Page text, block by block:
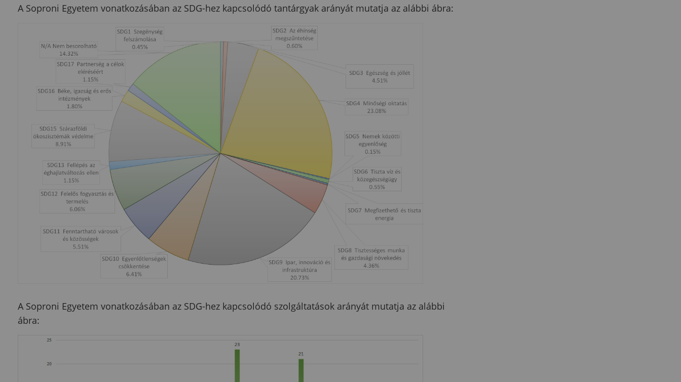
A Soproni Egyetem vonatkozásában az SDG-hez kapcsolódó tantárgyak arányát mutatja az alábbi ábra:
A Soproni Egyetem vonatkozásában az SDG-hez kapcsolódó szolgáltatások arányát mutatja az alábbi
ábra: